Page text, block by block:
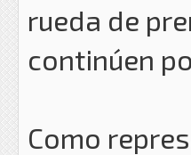
rueda de
continúen
Como